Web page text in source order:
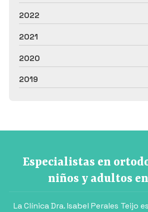
2022
2021
2020
2019
Especialistas en
niños y adultos
La Clínica Dra. Isabel Perales Teijo